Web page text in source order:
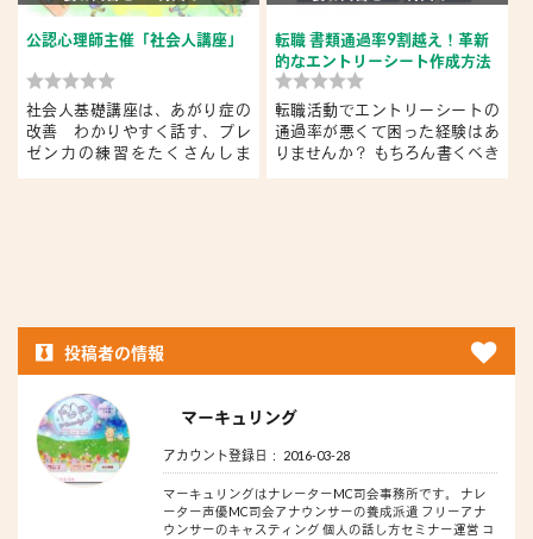
公認心理師主催「社会人講座」
社会人基礎講座は、あがり症の
改善 わかりやすく話す、プレ
ゼン力の練習をたくさんしま
転職 書類通過率9割越え！革新
的なエントリーシート作成方法
転職活動でエントリーシートの
通過率が悪くて困った経験はあ
りませんか？ もちろん書くべき
投稿者の情報
マーキュリング
アカウント登録日： 2016-03-28
マーキュリングはナレーターMC司会事務所です。 ナレ
ーター声優MC司会アナウンサーの養成派遣 フリーアナ
ウンサーのキャスティング 個人の話し方セミナー運営 コ